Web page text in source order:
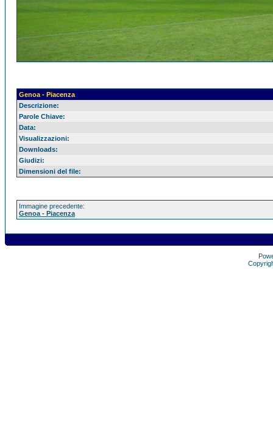
Genoa - Piacenza
Descrizione:
Parole Chiave:
Data:
Visualizzazioni:
Downloads:
Giudizi:
Dimensioni del file:
Immagine precedente:
Genoa - Piacenza